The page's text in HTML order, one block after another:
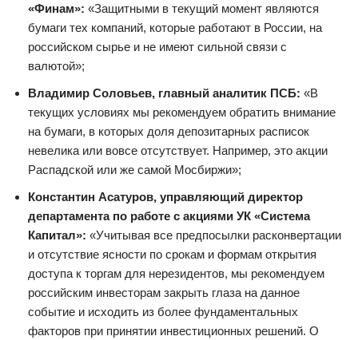
«Финам»: «Защитными в текущий момент являются
бумаги тех компаний, которые работают в России, на
российском сырье и не имеют сильной связи с
валютой»;
Владимир Соловьев, главный аналитик ПСБ: «В
текущих условиях мы рекомендуем обратить внимание
на бумаги, в которых доля депозитарных расписок
невелика или вовсе отсутствует. Например, это акции
Распадской или же самой Мосбиржи»;
Константин Асатуров, управляющий директор
департамента по работе с акциями УК «Система
Капитал»: «Учитывая все предпосылки расконвертации
и отсутствие ясности по срокам и формам открытия
доступа к торгам для нерезидентов, мы рекомендуем
российским инвесторам закрыть глаза на данное
событие и исходить из более фундаментальных
факторов при принятии инвестиционных решений. О